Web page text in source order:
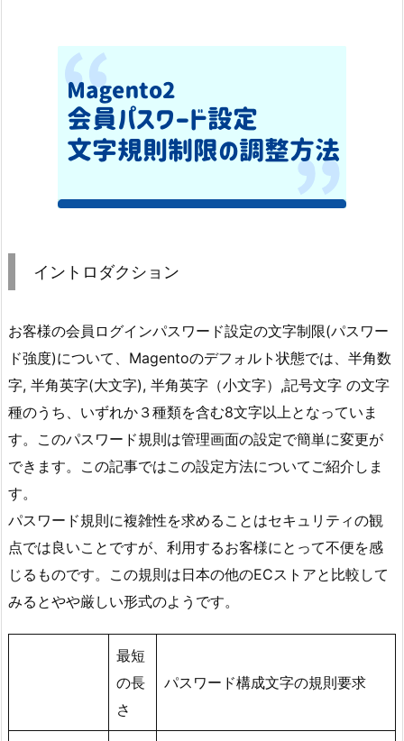
イントロダクション
お客様の会員ログインパスワード設定の文字制限(パスワー
ド強度)について、 Magentoのデフォルト状態では、半角数
字, 半角英字(大文字), 半角英字（小文字）,記号文字 の文字
種のうち、いずれか３種類を含む8文字以上となっていま
す。このパスワード規則は管理画面の設定で簡単に変更が
できます。この記事ではこの設定方法についてご紹介しま
す。
パスワード規則に複雑性を求めることはセキュリティの観
点では良いことですが、利用するお客様にとって不便を感
じるものです。この規則は日本の他のECストアと比較して
みるとやや厳しい形式のようです。
最短
の長
さ
パスワード構成文字の規則要求